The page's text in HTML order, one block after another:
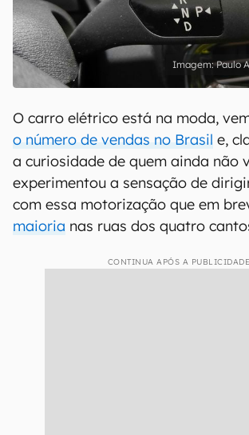
Paulo
O carro elétrico está na moda,
o número de vendas no Brasil e,
a curiosidade de quem ainda não
experimentou a sensação de
com essa motorização que em
maioria nas ruas dos quatro
CONTINUA APÓS A PUBLICIDADE